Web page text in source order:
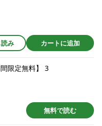
み カートに追加
限定無料】 3
無料で読む